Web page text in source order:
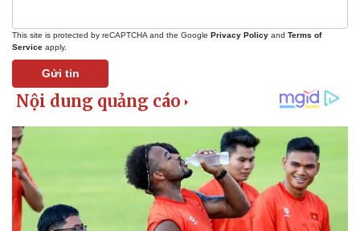
This site is protected by reCAPTCHA and the Google Privacy Policy and Terms of
Service apply.
Gửi tin